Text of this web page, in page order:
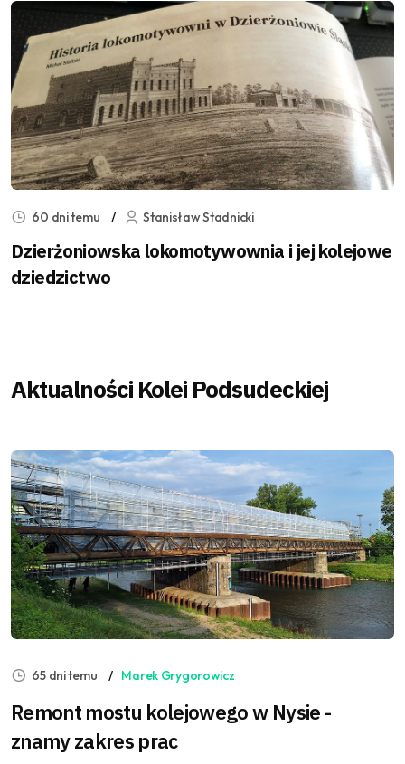
60 dni temu Stanisław Stadnicki
Dzierżoniowska lokomotywownia i jej kolejowe
dziedzictwo
Aktualności Kolei Podsudeckiej
65 dni temu Marek Grygorowicz
Remont mostu kolejowego w Nysie -
znamy zakres prac